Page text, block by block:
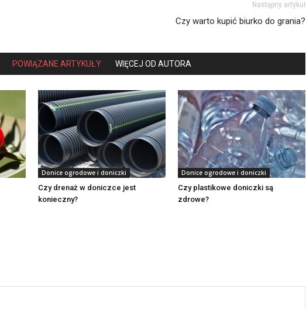
Następny artykuł
Czy warto kupić biurko do grania?
POWIĄZANE ARTYKUŁY WIĘCEJ OD AUTORA
Donice ogrodowe i doniczki
Czy drenaż w doniczce jest
konieczny?
Donice ogrodowe i doniczki
Czy plastikowe doniczki są
zdrowe?